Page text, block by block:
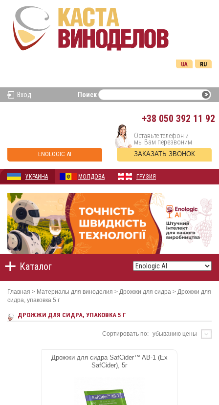
RU
UA
Вход Поиск
+38 050 392 11 92
ENOLOGIC AI
Оставьте телефон и
мы Вам перезвоним
ЗАКАЗАТЬ ЗВОНОК
УКРАИНА МОЛДОВА ГРУЗИЯ
Каталог
Главная > Материалы для виноделия > Дрожжи для сидра > Дрожжи для
сидра, упаковка 5 г
ДРОЖЖИ ДЛЯ СИДРА, УПАКОВКА 5 Г
Сортировать по: убыванию цены
Дрожжи для сидра SafCider™ AB-1 (Ex
SafCider), 5г